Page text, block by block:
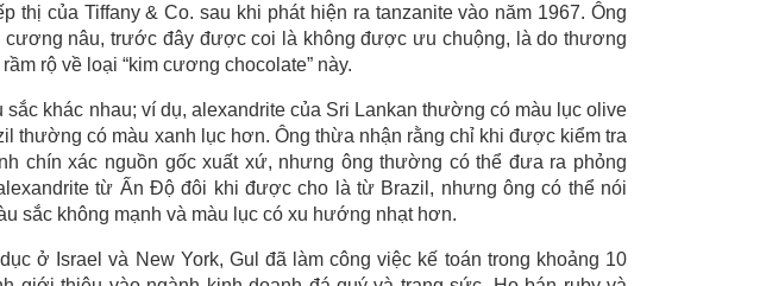
thị của Tiffany & Co. sau khi phát hiện ra tanzanite vào năm 1967. Ông
cương nâu, trước đây được coi là không được ưu chuộng, là do thương
rộ về loại “kim cương chocolate” này.
sắc khác nhau; ví dụ, alexandrite của Sri Lankan thường có màu lục olive
thường có màu xanh lục hơn. Ông thừa nhận rằng chỉ khi được kiểm tra
chín xác nguồn gốc xuất xứ, nhưng ông thường có thể đưa ra phỏng
từ Ấn Độ đôi khi được cho là từ Brazil, nhưng ông có thể nói
sắc không mạnh và màu lục có xu hướng nhạt hơn.
ở Israel và New York, Gul đã làm công việc kế toán trong khoảng 10